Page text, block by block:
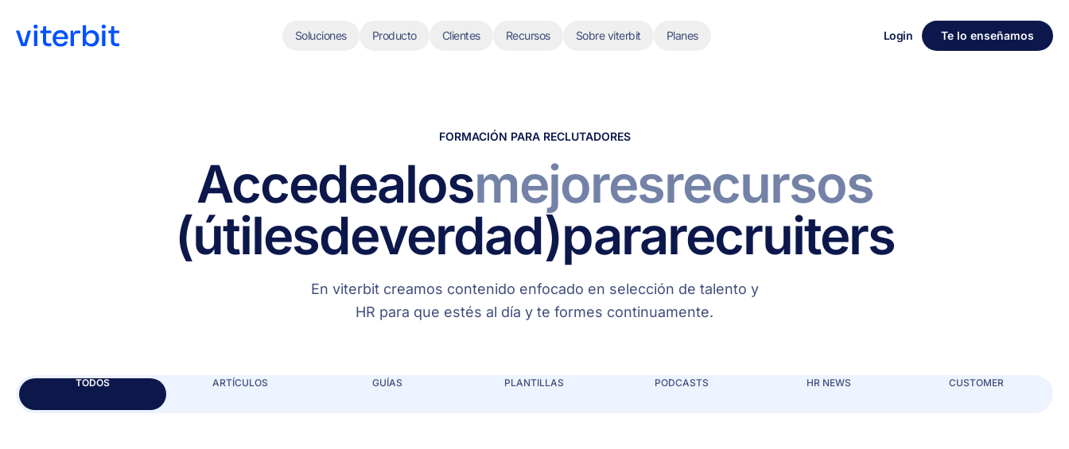
Login Te lo enseñamos
Soluciones Producto Clientes Recursos Sobre viterbit Planes
FORMACIÓN PARA RECLUTADORES
Accedealosmejoresrecursos
(útilesdeverdad)pararecruiters
En viterbit creamos contenido enfocado en selección de talento y
HR para que estés al día y te formes continuamente.
TODOS ARTÍCULOS GUÍAS PLANTILLAS PODCASTS HR NEWS CUSTOMER